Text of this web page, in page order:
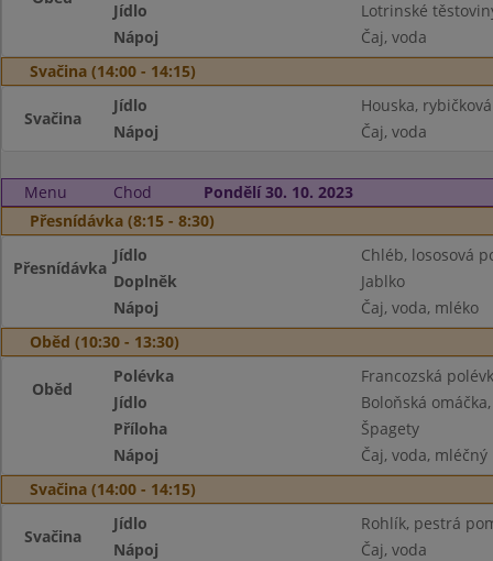
Jídlo
Lotrinské
Nápoj
Čaj, voda
Svačina (14:00 - 14:15)
Svačina
Jídlo
Houska,
Nápoj
Čaj, voda
Menu Chod
Pondělí 30. 10. 2023
Přesnídávka (8:15 - 8:30)
Přesnídávka
Jídlo
Chléb, lososová
Doplněk
Jablko
Nápoj
Čaj, voda, mléko
Oběd (10:30 - 13:30)
Oběd
Polévka
Francozská
Jídlo
Boloňská
Příloha
Špagety
Nápoj
Čaj, voda,
Svačina (14:00 - 14:15)
Svačina
Jídlo
Rohlík, pestrá
Nápoj
Čaj, voda